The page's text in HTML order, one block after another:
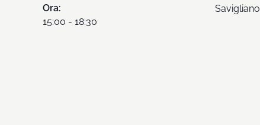
Ora:
15:00 - 18:30
Savigliano